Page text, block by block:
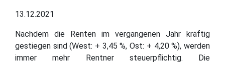
13.12.2021
Nachdem die Renten im vergangenen Jahr kräftig
gestiegen sind (West: + 3,45 %, Ost: + 4,20 %), werden
immer mehr Rentner steuerpflichtig. Die